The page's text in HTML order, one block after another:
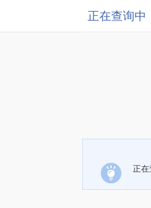
正在查询中
正在